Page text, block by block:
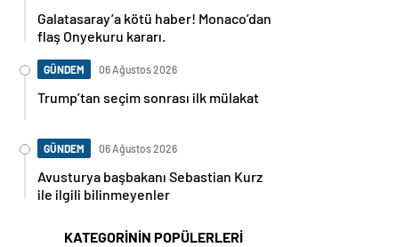
Galatasaray’a kötü haber! Monaco’dan
flaş Onyekuru kararı.
GÜNDEM 06 Ağustos 2026
Trump’tan seçim sonrası ilk mülakat
GÜNDEM 06 Ağustos 2026
Avusturya başbakanı Sebastian Kurz
ile ilgili bilinmeyenler
KATEGORİNİN POPÜLERLERİ